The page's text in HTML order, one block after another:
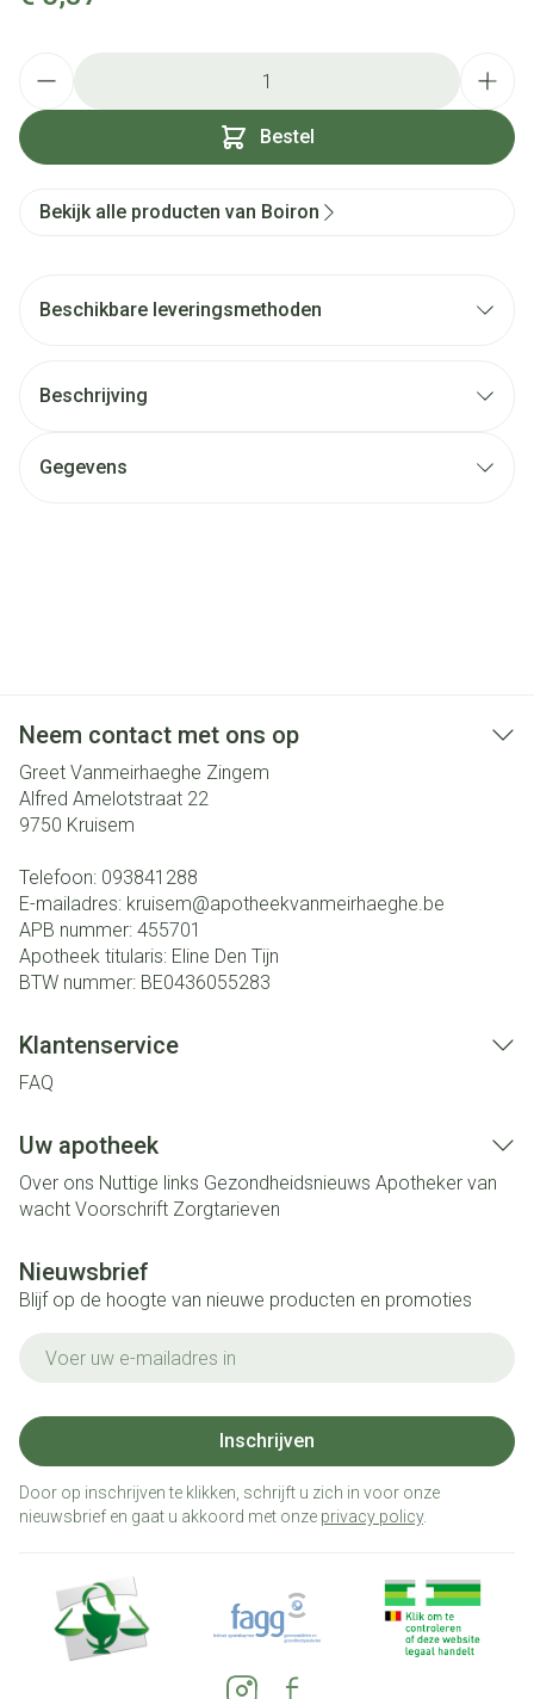
Bestel
Bekijk alle producten van Boiron
Beschikbare leveringsmethoden
Beschrijving
Gegevens
Neem contact met ons op
Greet Vanmeirhaeghe Zingem
Alfred Amelotstraat 22
9750 Kruisem
Telefoon: 093841288
E-mailadres: kruisem@apotheekvanmeirhaeghe.be
APB nummer: 455701
Apotheek titularis: Eline Den Tijn
BTW nummer: BE0436055283
Klantenservice
FAQ
Uw apotheek
Over ons Nuttige links Gezondheidsnieuws Apotheker van
wacht Voorschrift Zorgtarieven
Nieuwsbrief
Blijf op de hoogte van nieuwe producten en promoties
Inschrijven
Door op inschrijven te klikken, schrijft u zich in voor onze
nieuwsbrief en gaat u akkoord met onze privacy policy.